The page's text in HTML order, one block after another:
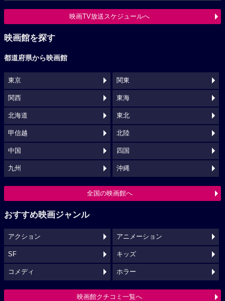
映画TV放送スケジュールへ
映画館を探す
都道府県から映画館
東京 関東
関西 東海
北海道 東北
甲信越 北陸
中国 四国
九州 沖縄
全国の映画館へ
おすすめ映画ジャンル
アクション アニメーション
SF キッズ
コメディ ホラー
映画館クチコミ一覧へ